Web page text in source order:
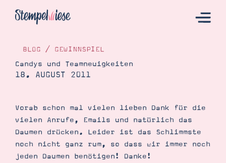
Katalog
Bestellen
Kontakt
BLOG / GEWINNSPIEL
Candys und Teamneuigkeiten
18. AUGUST 2011
Vorab schon mal vielen lieben Dank für die
vielen Anrufe, Emails und natürlich das
Daumen drücken. Leider ist das Schlimmste
noch nicht ganz rum, so dass wir immer noch
jeden Daumen benötigen! Danke!